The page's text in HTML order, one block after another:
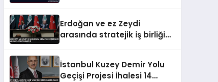
Erdoğan ve ez Zeydi
arasında stratejik iş birliği
İstanbul Kuzey Demir Yolu
Geçişi Projesi İhalesi 14